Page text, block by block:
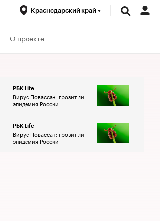
Краснодарский край
О проекте
РБК Life
Вирус Повассан: грозит ли
эпидемия России
РБК Life
Вирус Повассан: грозит ли
эпидемия России